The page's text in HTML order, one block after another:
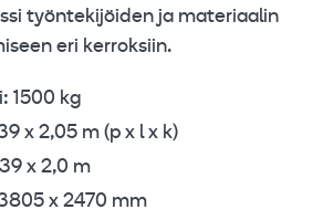
työntekijöiden ja materiaalin
eri kerroksiin.
1500 kg
x 2,05 m (p x l x k)
x 2,0 m
x 2470 mm